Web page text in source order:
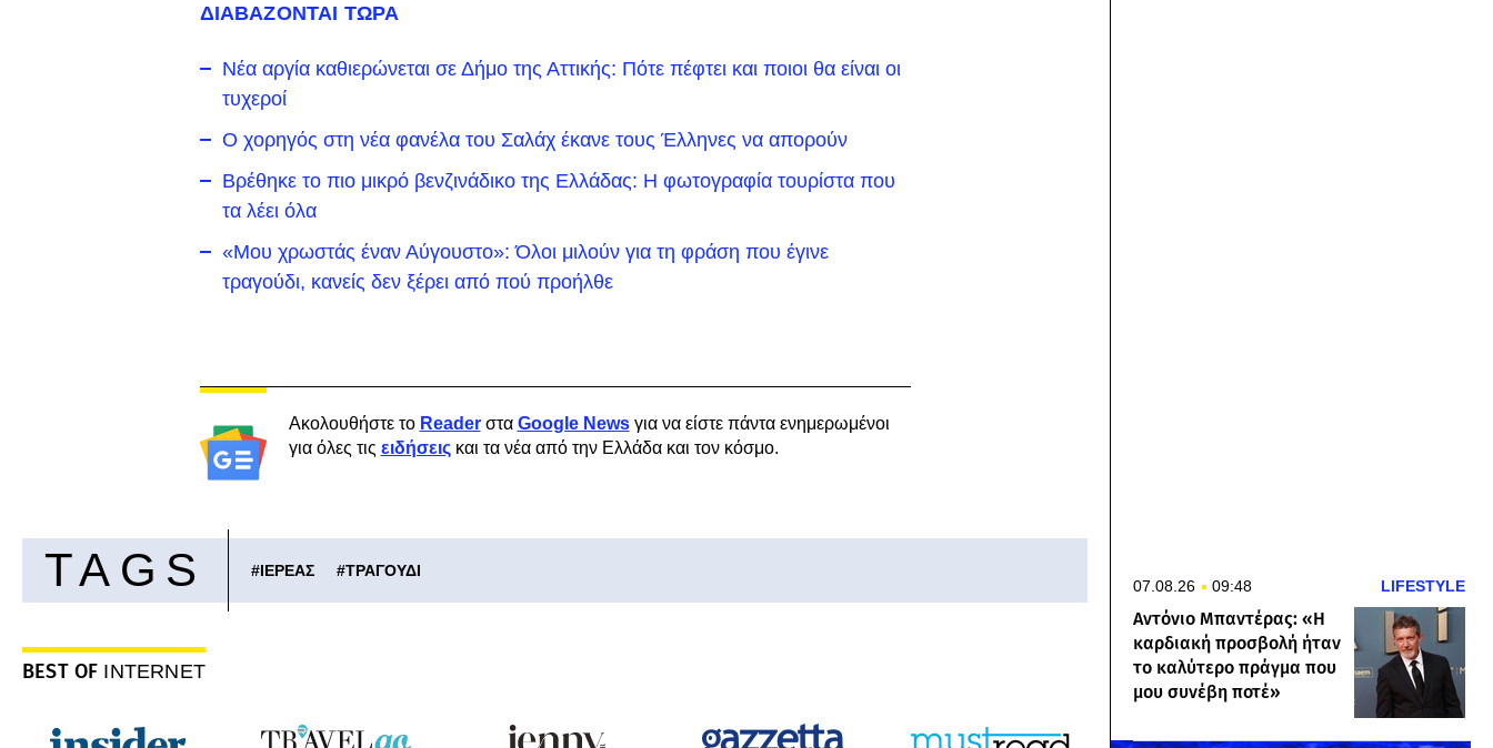
ΔΙΑΒΑΖΟΝΤΑΙ ΤΩΡΑ
Νέα αργία καθιερώνεται σε Δήμο της Αττικής: Πότε πέφτει και ποιοι θα είναι οι
τυχεροί
Ο χορηγός στη νέα φανέλα του Σαλάχ έκανε τους Έλληνες να απορούν
Βρέθηκε το πιο μικρό βενζινάδικο της Ελλάδας: Η φωτογραφία τουρίστα που
τα λέει όλα
«Μου χρωστάς έναν Αύγουστο»: Όλοι μιλούν για τη φράση που έγινε
τραγούδι, κανείς δεν ξέρει από πού προήλθε
Ακολουθήστε το Readerστα Google Newsγια να είστε πάντα ενημερωμένοι
για όλες τις ειδήσειςκαι τα νέα από την Ελλάδα και τον κόσμο.
TAGS #ΙΕΡΕΑΣ #ΤΡΑΓΟΥΔΙ
BEST OF INTERNET
07.08.26 09:48 LIFESTYLE
Αντόνιο Μπαντέρας: «Η
καρδιακή προσβολή ήταν
το καλύτερο πράγμα που
μου συνέβη ποτέ»